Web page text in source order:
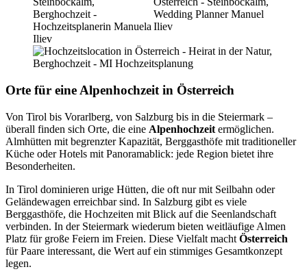
Orte für eine Alpenhochzeit in Österreich
Von Tirol bis Vorarlberg, von Salzburg bis in die Steiermark –
überall finden sich Orte, die eine Alpenhochzeit ermöglichen.
Almhütten mit begrenzter Kapazität, Berggasthöfe mit traditioneller
Küche oder Hotels mit Panoramablick: jede Region bietet ihre
Besonderheiten.
In Tirol dominieren urige Hütten, die oft nur mit Seilbahn oder
Geländewagen erreichbar sind. In Salzburg gibt es viele
Berggasthöfe, die Hochzeiten mit Blick auf die Seenlandschaft
verbinden. In der Steiermark wiederum bieten weitläufige Almen
Platz für große Feiern im Freien. Diese Vielfalt macht Österreich
für Paare interessant, die Wert auf ein stimmiges Gesamtkonzept
legen.